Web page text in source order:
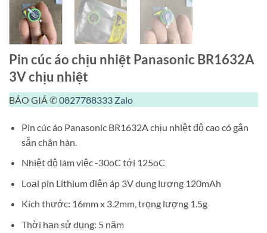
Pin cúc áo chịu nhiệt Panasonic BR1632A
3V chịu nhiệt
BÁO GIÁ ✆0827788333 Zalo
Pin cúc áo Panasonic BR1632A chịu nhiệt độ cao có gắn
sẵn chân hàn.
Nhiệt độ làm việc -30oC tới 125oC
Loại pin Lithium điện áp 3V dung lượng 120mAh
Kích thước: 16mm x 3.2mm, trọng lượng 1.5g
Thời hạn sử dụng: 5 năm